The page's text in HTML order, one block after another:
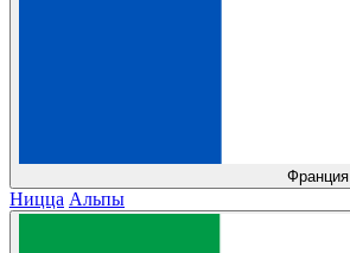
Франция
Ницца Альпы